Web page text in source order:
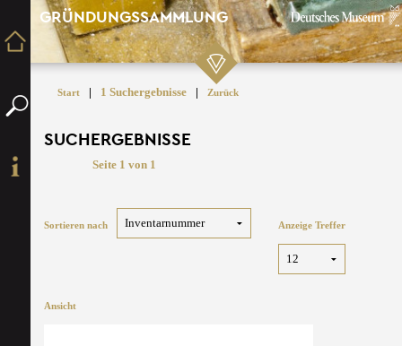
GRÜNDUNGSSAMMLUNG
Start | 1 Suchergebnisse | Zurück
SUCHERGEBNISSE
Seite 1 von 1
Sortieren nach Anzeige Treffer
Ansicht